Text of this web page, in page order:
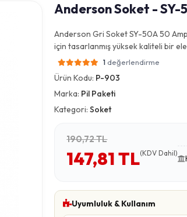
Anderson Soket - SY-
Anderson Gri Soket SY-50A 50
için tasarlanmış yüksek kaliteli bir
1 değerlendirme
Ürün Kodu: P-903
Marka: Pil Paketi
Kategori:Soket
190,72 TL
147,81 TL(KDV Dahil)
Uyumluluk & Kullanım